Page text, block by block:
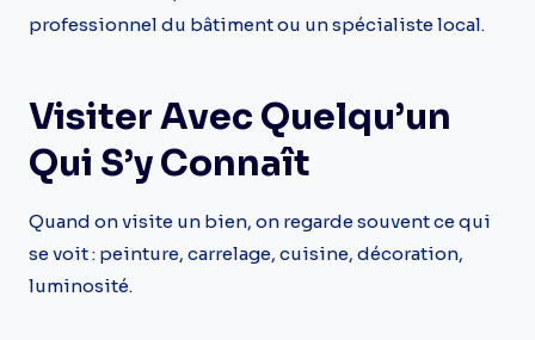
professionnel du bâtiment ou un spécialiste local.
Visiter Avec Quelqu’un
Qui S’y Connaît
Quand on visite un bien, on regarde souvent ce qui
se voit : peinture, carrelage, cuisine, décoration,
luminosité.